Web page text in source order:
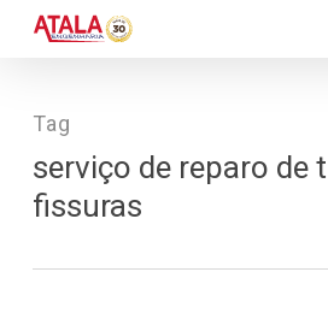
Tag
serviço de reparo de
fissuras